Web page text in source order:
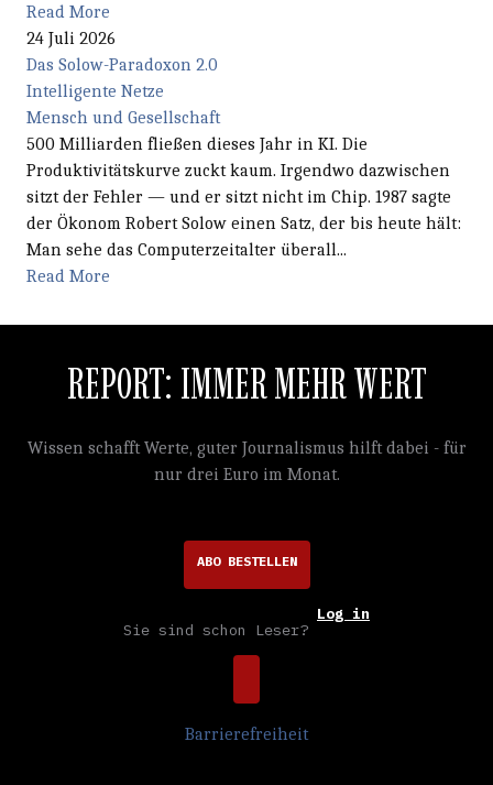
Read More
24 Juli 2026
Das Solow-Paradoxon 2.0
Intelligente Netze
Mensch und Gesellschaft
500 Milliarden fließen dieses Jahr in KI. Die
Produktivitätskurve zuckt kaum. Irgendwo dazwischen
sitzt der Fehler — und er sitzt nicht im Chip. 1987 sagte
der Ökonom Robert Solow einen Satz, der bis heute hält:
Man sehe das Computerzeitalter überall...
Read More
REPORT: IMMER MEHR WERT
Wissen schafft Werte, guter Journalismus hilft dabei - für
nur drei Euro im Monat.
ABO BESTELLEN
Sie sind schon Leser?
Log in
Barrierefreiheit